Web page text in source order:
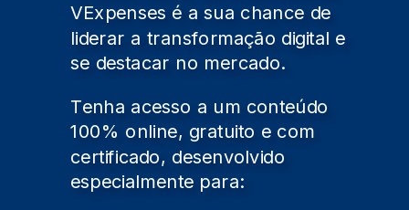
VExpenses é a sua chance de
liderar a transformação digital e
se destacar no mercado.
Tenha acesso a um conteúdo
100% online, gratuito e com
certificado, desenvolvido
especialmente para: